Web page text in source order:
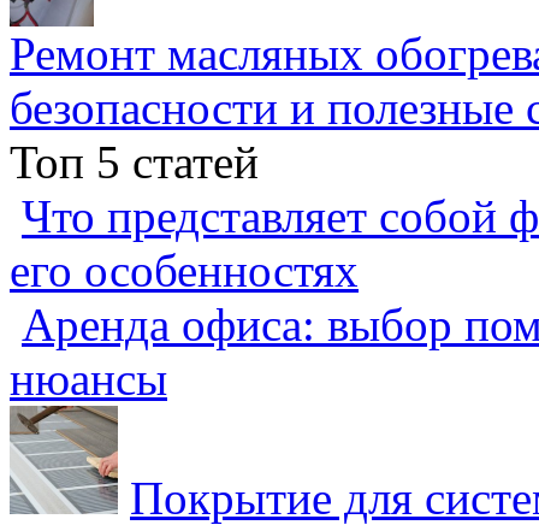
Ремонт масляных
безопасности и полезные
Топ 5 статей
Что представляет собой
его особенностях
Аренда офиса: выбор
нюансы
Покрытие для